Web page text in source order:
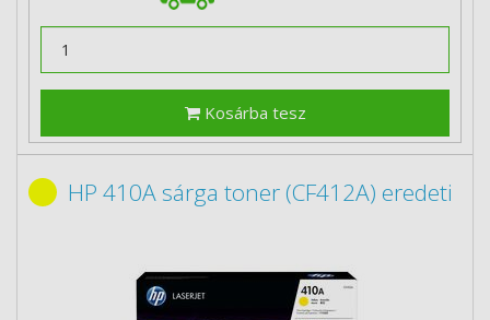
Kosárba tesz
HP 410A sárga toner (CF412A) eredeti